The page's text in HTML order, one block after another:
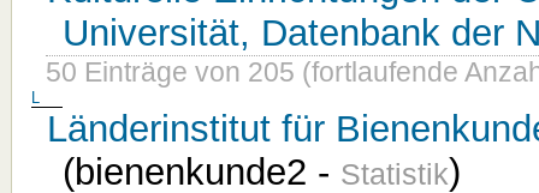
Universität, Datenbank der
50 Einträge von 205 (fortlaufende
L
Länderinstitut für
(bienenkunde2 - Statistik)